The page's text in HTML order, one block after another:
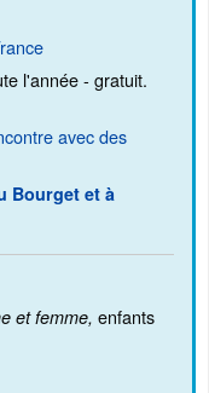
l'année - gratuit.
avec des
Bourget et à
et femme, enfants